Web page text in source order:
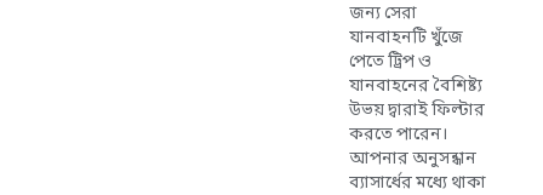
জন্য সেরা
যানবাহনটি খুঁজে
পেতে ট্রিপ ও
যানবাহনের বৈশিষ্ট্য
উভয় দ্বারাই ফিল্টার
করতে পারেন।
আপনার অনুসন্ধান
ব্যাসার্ধের মধ্যে থাকা